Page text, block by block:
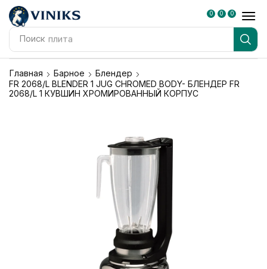
Поиск плита
0 0 0
Главная Барное
Блендер
FR 2068/L BLENDER 1 JUG CHROMED BODY- БЛЕНДЕР FR
2068/L 1 КУВШИН ХРОМИРОВАННЫЙ КОРПУС